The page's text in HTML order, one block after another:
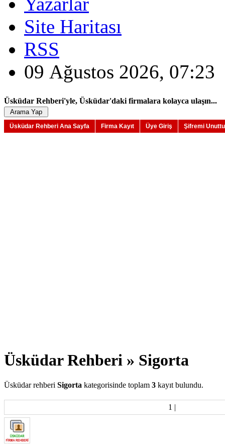
Site Haritası
RSS
09 Ağustos 2026, 07:23
Üsküdar Rehberi'yle, Üsküdar'daki firmalara kolayca ulaşın...
Üsküdar Rehberi Ana Sayfa Firma Kayıt Üye Giriş Şifremi
Üsküdar Rehberi » Sigorta
Üsküdar rehberi Sigorta kategorisinde toplam 3 kayıt bulundu.
1 |